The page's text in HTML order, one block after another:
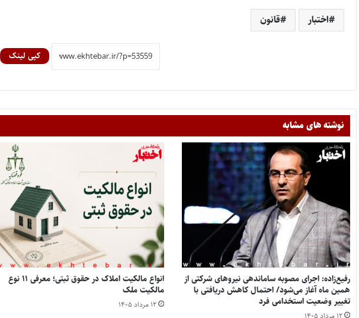
اختبار قانون
کپی لینک
نوشته های مشابه
رفیع‌زاده: اجرای مصوبه ساماندهی نیروهای شرکتی از
همین ماه آغاز می‌شود/ احتمال کاهش دریافتی با
تغییر وضعیت استخدامی فرد
انواع مالکیت املاک در حقوق ثبتی؛ معرفی ۱۱ نوع
مالکیت ملک
۱۲ مرداد ۱۴۰۵